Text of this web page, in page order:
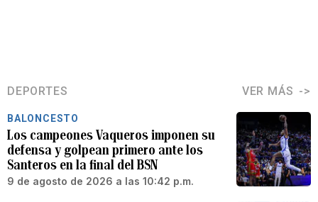
DEPORTES VER MÁS
BALONCESTO
Los campeones Vaqueros imponen su
defensa y golpean primero ante los
Santeros en la final del BSN
9 de agosto de 2026 a las 10:42 p.m.